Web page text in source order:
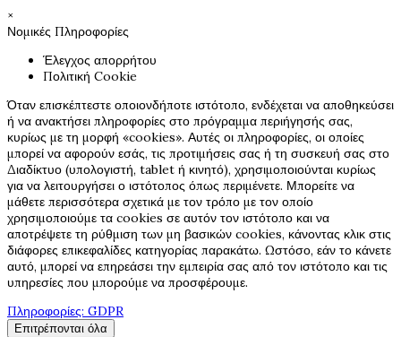
×
Νομικές Πληροφορίες
Έλεγχος απορρήτου
Πολιτική Cookie
Όταν επισκέπτεστε οποιονδήποτε ιστότοπο, ενδέχεται να αποθηκεύσει
ή να ανακτήσει πληροφορίες στο πρόγραμμα περιήγησής σας,
κυρίως με τη μορφή «cookies». Αυτές οι πληροφορίες, οι οποίες
μπορεί να αφορούν εσάς, τις προτιμήσεις σας ή τη συσκευή σας στο
Διαδίκτυο (υπολογιστή, tablet ή κινητό), χρησιμοποιούνται κυρίως
για να λειτουργήσει ο ιστότοπος όπως περιμένετε. Μπορείτε να
μάθετε περισσότερα σχετικά με τον τρόπο με τον οποίο
χρησιμοποιούμε τα cookies σε αυτόν τον ιστότοπο και να
αποτρέψετε τη ρύθμιση των μη βασικών cookies, κάνοντας κλικ στις
διάφορες επικεφαλίδες κατηγορίας παρακάτω. Ωστόσο, εάν το κάνετε
αυτό, μπορεί να επηρεάσει την εμπειρία σας από τον ιστότοπο και τις
υπηρεσίες που μπορούμε να προσφέρουμε.
Πληροφορίες: GDPR
Επιτρέπονται όλα